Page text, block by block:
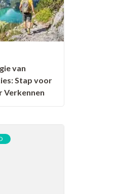
van
Stap voor
Verkennen